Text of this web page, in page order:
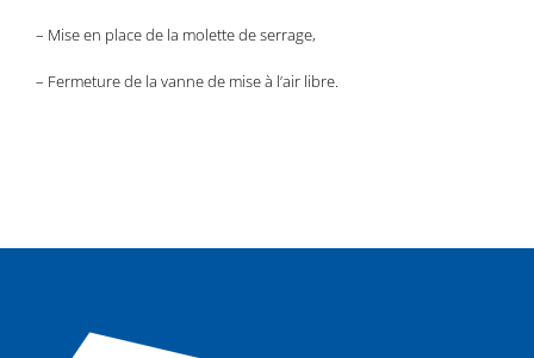
– Mise en place de la molette de serrage,
– Fermeture de la vanne de mise à l’air libre.